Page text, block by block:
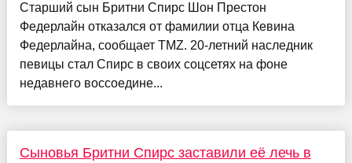
Старший сын Бритни Спирс Шон Престон
Федерлайн отказался от фамилии отца Кевина
Федерлайна, сообщает TMZ. 20-летний наследник
певицы стал Спирс в своих соцсетях на фоне
недавнего воссоедине...
Сыновья Бритни Спирс заставили её лечь в